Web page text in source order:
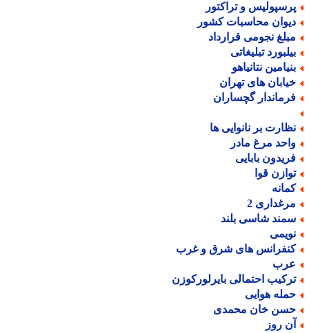
و تراکتور
محاسبات کشور
نجومی قرارداد
تبلیغاتی
نتانیاهو
های تهران
گچساران
بر نانوایی ها
مرغ مادر
بابایی
قوا
2
شاسی بلند
های شرق و غرب
احتمالی بایرلورکوزن
هوایی
خان محمدی
روز